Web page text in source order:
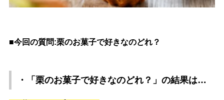
■今回の質問:栗のお菓子で好きなのどれ？
・「栗のお菓子で好きなのどれ？」 の結果は…